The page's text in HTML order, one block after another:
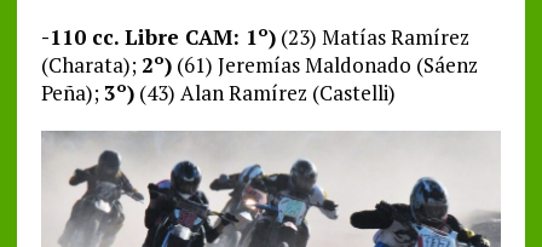
-110 cc. Libre CAM: 1º)(23) Matías Ramírez
(Charata); 2º)(61) Jeremías Maldonado (Sáenz
Peña);3º)(43) Alan Ramírez (Castelli)